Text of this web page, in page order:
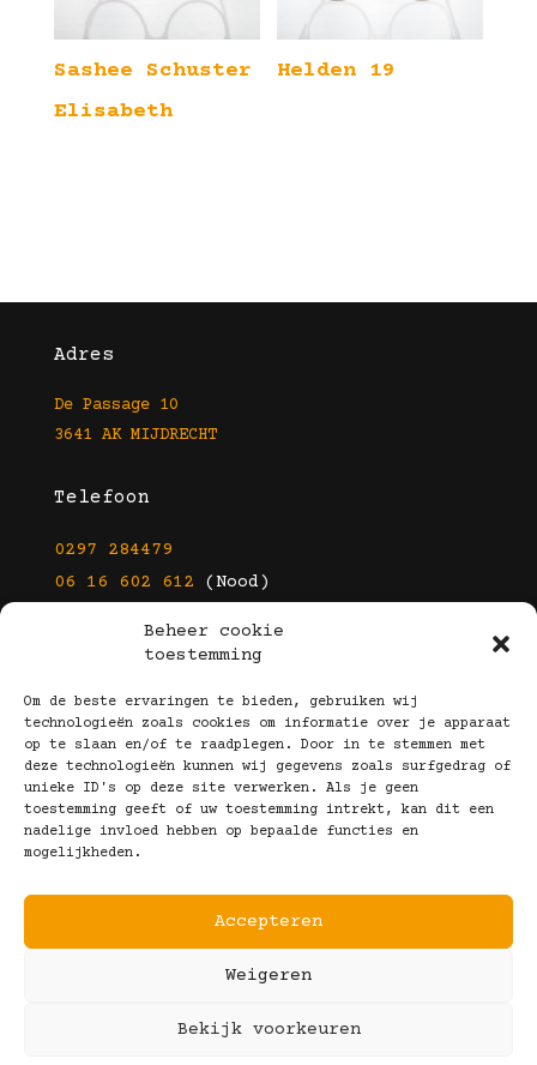
Beheer cookie
toestemming
Om de beste ervaringen te bieden, gebruiken wij
technologieën zoals cookies om informatie over je apparaat
op te slaan en/of te raadplegen. Door in te stemmen met
deze technologieën kunnen wij gegevens zoals surfgedrag of
unieke ID's op deze site verwerken. Als je geen
toestemming geeft of uw toestemming intrekt, kan dit een
nadelige invloed hebben op bepaalde functies en
mogelijkheden.
Accepteren
Weigeren
Bekijk voorkeuren
Sashee Schuster
Elisabeth
Helden 19
Adres
De Passage 10
3641 AK MIJDRECHT
Telefoon
0297 284479
06 16 602 612 (Nood)
info@kootbrillen.nl
Volg Ons!
Copyright © 2025 Koot Brillen
Algemene Voorwaarden